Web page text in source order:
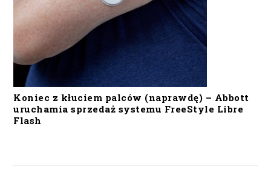
Koniec z kłuciem palców (naprawdę) – Abbott
uruchamia sprzedaż systemu FreeStyle Libre
Flash